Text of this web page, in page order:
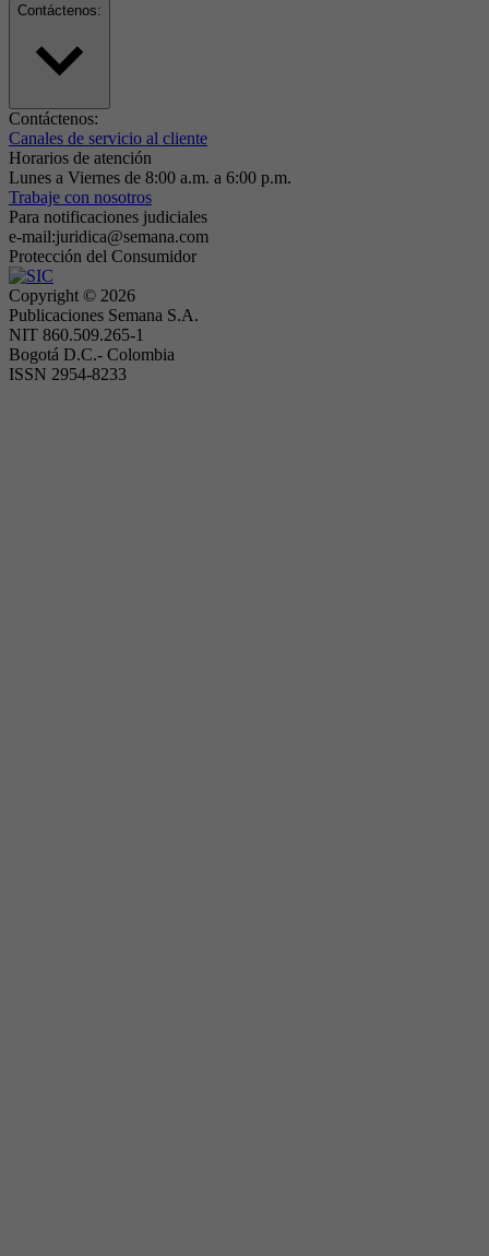
Contáctenos:
Contáctenos:
Canales de servicio al cliente
Horarios de atención
Lunes a Viernes de 8:00 a.m. a 6:00 p.m.
Trabaje con nosotros
Para notificaciones judiciales
e-mail:juridica@semana.com
Protección del Consumidor
Copyright © 2026
Publicaciones Semana S.A.
NIT 860.509.265-1
Bogotá D.C.- Colombia
ISSN 2954-8233